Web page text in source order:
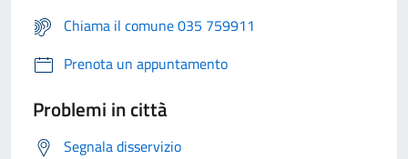
Chiama il comune 035 759911
Prenota un appuntamento
Problemi in città
Segnala disservizio